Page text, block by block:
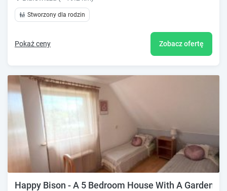
Stworzony dla rodzin
Pokaż ceny Zobacz ofertę
Happy Bison - A 5 Bedroom House With A Garden